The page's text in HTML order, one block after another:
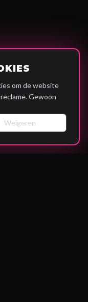
om de website
Gewoon
Weigeren